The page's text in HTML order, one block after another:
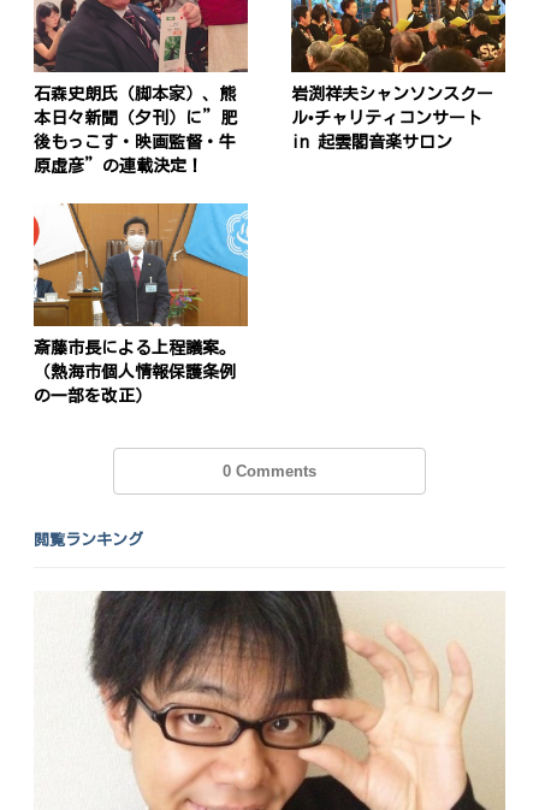
石森史朗氏（脚本家）、熊
本日々新聞（夕刊）に”肥
後もっこす・映画監督・牛
原虚彦”の連載決定！
岩渕祥夫シャンソンスクー
ル•チャリティコンサート
in 起雲閣音楽サロン
斎藤市長による上程議案。
（熱海市個人情報保護条例
の一部を改正）
0 Comments
閲覧ランキング